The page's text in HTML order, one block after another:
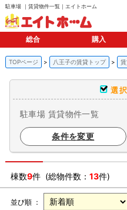
駐車場 ｜賃貸物件一覧｜エイトホーム
総合 購入
TOPページ 八王子の賃貸トップ
選
駐車場 賃貸物件一覧
条件を変更
棟数9件 (総物件数： 13件)
並び順 ：